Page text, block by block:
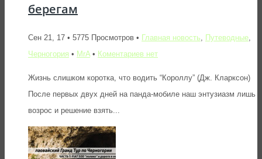
берегам
Сен 21, 17 • 5775 Просмотров • Главная новость Путеводные
Черногория • MrA • Коментариев нет
Жизнь слишком коротка, что водить “Короллу” (Дж. Кларксон)
После первых двух дней на панда-мобиле наш энтузиазм лишь
возрос и решение взять...